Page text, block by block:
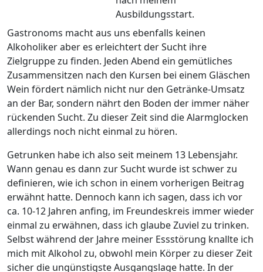
Ausbildungsstart.
Gastronoms macht aus uns ebenfalls keinen
Alkoholiker aber es erleichtert der Sucht ihre
Zielgruppe zu finden. Jeden Abend ein gemütliches
Zusammensitzen nach den Kursen bei einem Gläschen
Wein fördert nämlich nicht nur den Getränke-Umsatz
an der Bar, sondern nährt den Boden der immer näher
rückenden Sucht. Zu dieser Zeit sind die Alarmglocken
allerdings noch nicht einmal zu hören.
Getrunken habe ich also seit meinem 13 Lebensjahr.
Wann genau es dann zur Sucht wurde ist schwer zu
definieren, wie ich schon in einem vorherigen Beitrag
erwähnt hatte. Dennoch kann ich sagen, dass ich vor
ca. 10-12 Jahren anfing, im Freundeskreis immer wieder
einmal zu erwähnen, dass ich glaube Zuviel zu trinken.
Selbst während der Jahre meiner Essstörung knallte ich
mich mit Alkohol zu, obwohl mein Körper zu dieser Zeit
sicher die ungünstigste Ausgangslage hatte. In der